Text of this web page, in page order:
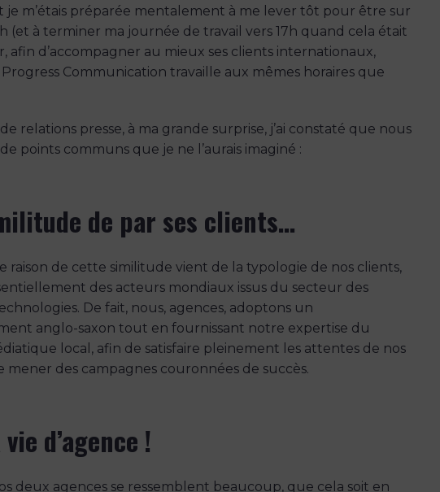
je m’étais préparée mentalement à me lever tôt pour être sur
(et à terminer ma journée de travail vers 17h quand cela était
afin d’accompagner au mieux ses clients internationaux,
Progress Communication travaille aux mêmes horaires que
relations presse, à ma grande surprise, j’ai constaté que nous
points communs que je ne l’aurais imaginé :
de par ses clients…
raison de cette similitude vient de la typologie de nos clients,
des acteurs mondiaux issus du secteur des
De fait, nous, agences, adoptons un
anglo-saxon tout en fournissant notre expertise du
local, afin de satisfaire pleinement les attentes de nos
mener des campagnes couronnées de succès.
d’agence !
deux agences se ressemblent beaucoup, que cela soit en